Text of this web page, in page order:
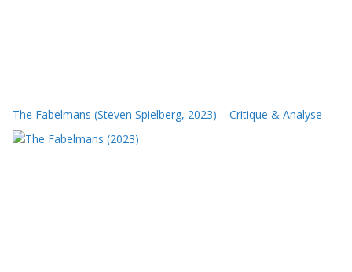
The Fabelmans (Steven Spielberg, 2023) – Critique & Analyse